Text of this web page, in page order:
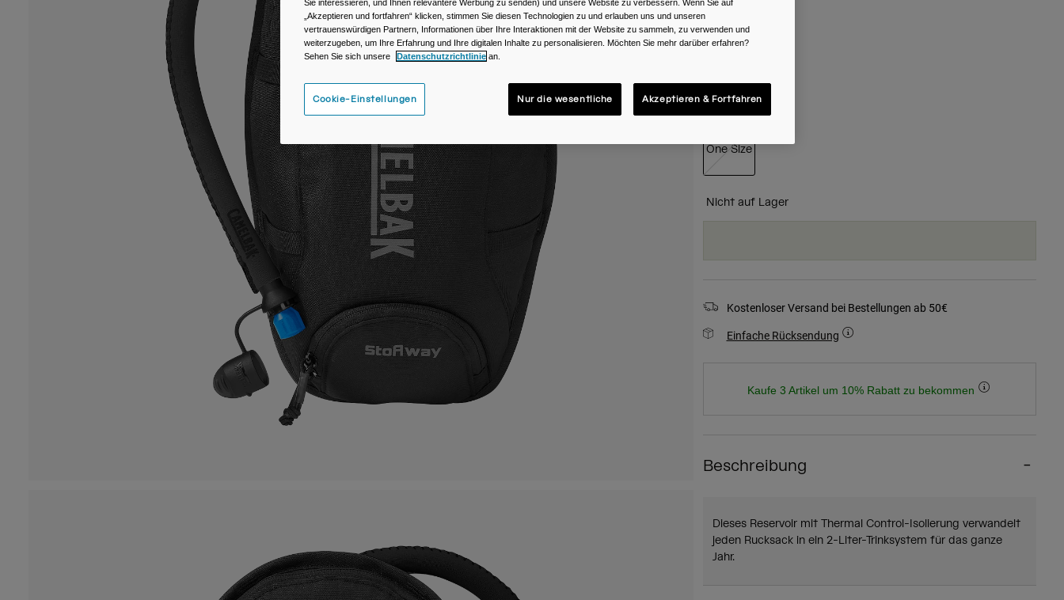
Größe
One Size
Nicht auf Lager
Kostenloser Versand bei Bestellungen ab 50€
Einfache Rücksendung
Kaufe 3 Artikel um 10% Rabatt zu bekommen
Beschreibung
Dieses Reservoir mit Thermal Control-Isolierung verwandelt
jeden Rucksack in ein 2-Liter-Trinksystem für das ganze
Jahr.
Sie interessieren, und Ihnen relevantere Werbung zu senden) und unsere Website zu verbessern. Wenn Sie auf
„Akzeptieren und fortfahren“ klicken, stimmen Sie diesen Technologien zu und erlauben uns und unseren
vertrauenswürdigen Partnern, Informationen über Ihre Interaktionen mit der Website zu sammeln, zu verwenden und
weiterzugeben, um Ihre Erfahrung und Ihre digitalen Inhalte zu personalisieren. Möchten Sie mehr darüber erfahren?
Sehen Sie sich unsere
Datenschutzrichtlinie an.
Cookie-Einstellungen Nur die wesentliche Akzeptieren & Fortfahren